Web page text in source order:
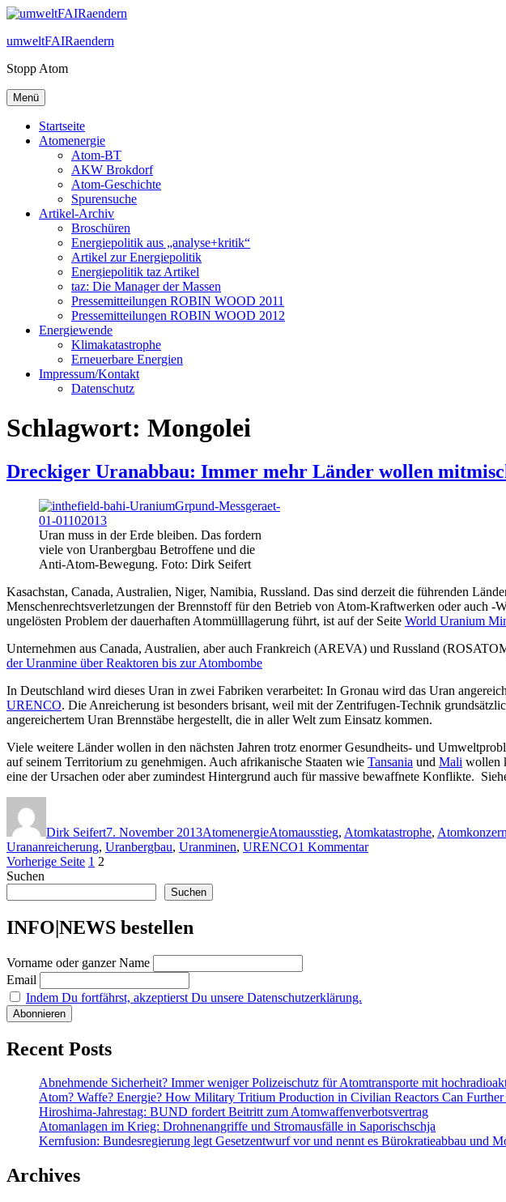
Zum
springen
umweltFAIRaendern
Stopp Atom
Menü
Startseite
Atomenergie
Atom-BT
AKW Brokdorf
Atom-Geschichte
Spurensuche
Artikel-Archiv
Broschüren
Energiepolitik aus „analyse+kritik“
Artikel zur Energiepolitik
Energiepolitik taz Artikel
taz: Die Manager der Massen
Pressemitteilungen ROBIN WOOD 2011
Pressemitteilungen ROBIN WOOD 2012
Energiewende
Klimakatastrophe
Erneuerbare Energien
Impressum/Kontakt
Datenschutz
Schlagwort: Mongolei
Dreckiger Uranabbau: Immer mehr Länder wollen
Uran muss in der Erde bleiben. Das fordern
viele von Uranbergbau Betroffene und die
Anti-Atom-Bewegung. Foto: Dirk Seifert
Kasachstan, Canada, Australien, Niger, Namibia, Russland. Das sind derzeit die führenden
Menschenrechtsverletzungen der Brennstoff für den Betrieb von Atom-Kraftwerken oder auch
ungelösten Problem der dauerhaften Atommülllagerung führt, ist auf der Seite World Uranium
Unternehmen aus Canada, Australien, aber auch Frankreich (AREVA) und Russland
der Uranmine über Reaktoren bis zur Atombombe
In Deutschland wird dieses Uran in zwei Fabriken verarbeitet: In Gronau wird das Uran
URENCO. Die Anreicherung ist besonders brisant, weil mit der Zentrifugen-Technik
angereichertem Uran Brennstäbe hergestellt, die in aller Welt zum Einsatz kommen.
Viele weitere Länder wollen in den nächsten Jahren trotz enormer Gesundheits- und
auf seinem Territorium zu genehmigen. Auch afrikanische Staaten wie Tansania und Mali wollen
eine der Ursachen oder aber zumindest Hintergrund auch für massive bewaffnete Konflikte.
Dirk Seifert7. November 2013AtomenergieAtomausstieg, Atomkatastrophe,
Urananreicherung, Uranbergbau, Uranminen, URENCO1 Kommentarzu
Seitennummerierung
der
Beiträge
Vorherige Seite Seite
1 Seite
2
Suchen
Suchen
INFO|NEWS bestellen
Vorname oder ganzer Name
Email
Indem Du fortfährst, akzeptierst Du unsere Datenschutzerklärung.
Recent Posts
Abnehmende Sicherheit? Immer weniger Polizeischutz für Atomtransporte mit
Atom? Waffe? Energie? How Military Tritium Production in Civilian Reactors Can
Hiroshima-Jahrestag: BUND fordert Beitritt zum Atomwaffenverbotsvertrag
Atomanlagen im Krieg: Drohnenangriffe und Stromausfälle in Saporischschja
Kernfusion: Bundesregierung legt Gesetzentwurf vor und nennt es Bürokratieabbau und
Archives